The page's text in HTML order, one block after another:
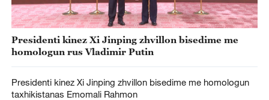
Presidenti kinez Xi Jinping zhvillon bisedime me
homologun rus Vladimir Putin
Presidenti kinez Xi Jinping zhvillon bisedime me homologun
taxhikistanas Emomali Rahmon